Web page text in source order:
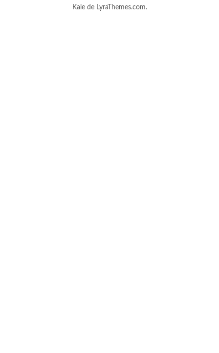
Kalede LyraThemes.com.